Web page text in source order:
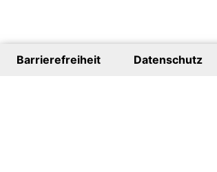
Barrierefreiheit Datenschutz